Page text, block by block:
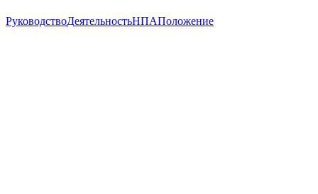
РуководствоДеятельностьНПАПоложение